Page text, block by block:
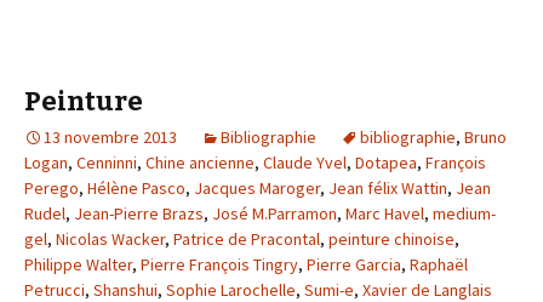
Peinture
13 novembre 2013 Bibliographie bibliographie, Bruno
Logan, Cenninni, Chine ancienne, Claude Yvel, Dotapea, François
Perego, Hélène Pasco, Jacques Maroger, Jean félix Wattin, Jean
Rudel, Jean-Pierre Brazs, José M.Parramon, Marc Havel, medium-
gel, Nicolas Wacker, Patrice de Pracontal, peinture chinoise,
Philippe Walter, Pierre François Tingry, Pierre Garcia, Raphaël
Petrucci, Shanshui, Sophie Larochelle, Sumi-e, Xavier de Langlais